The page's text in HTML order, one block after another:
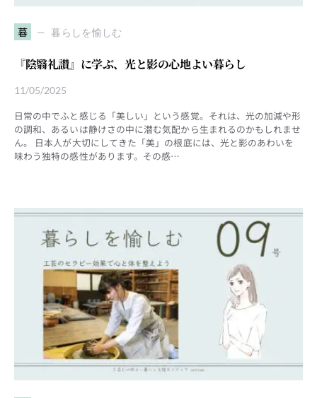
暮 暮らしを愉しむ
『陰翳礼讃』に学ぶ、光と影の心地よい暮らし
11/05/2025
日常の中でふと感じる「美しい」という感覚。それは、光の加減や形
の調和、あるいは静けさの中に潜む気配から生まれるのかもしれませ
ん。 日本人が大切にしてきた「美」の根底には、光と影のあわいを
味わう独特の感性があります。その感…